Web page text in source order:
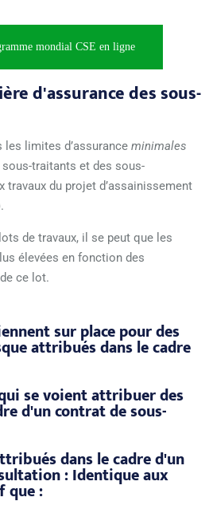
mondial CSE en ligne
d'assurance des sous-
limites d’assurance minimales
traitants et des sous-
du projet d’assainissement
de travaux, il se peut que les
élevées en fonction des
ce lot.
sur place pour des
attribués dans le cadre
se voient attribuer des
d'un contrat de sous-
dans le cadre d'un
: Identique aux
que :